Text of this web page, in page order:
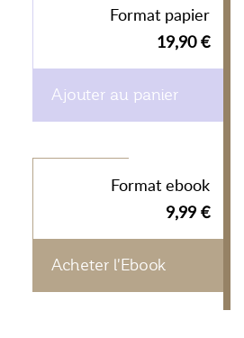
Format papier
19,90 €
Ajouter au panier
Format ebook
9,99 €
Acheter l'Ebook